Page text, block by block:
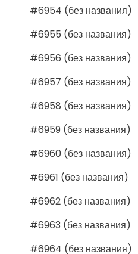
#6954 (без названия)
#6955 (без названия)
#6956 (без названия)
#6957 (без названия)
#6958 (без названия)
#6959 (без названия)
#6960 (без названия)
#6961 (без названия)
#6962 (без названия)
#6963 (без названия)
#6964 (без названия)